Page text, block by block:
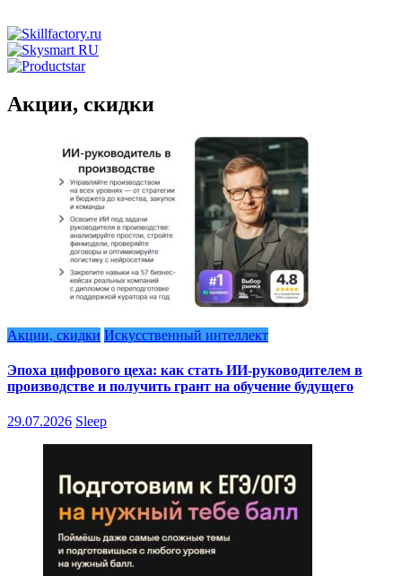
Акции, скидки
Акции, скидки Искусственный интеллект
Эпоха цифрового цеха: как стать ИИ-руководителем в
производстве и получить грант на обучение будущего
29.07.2026 Sleep